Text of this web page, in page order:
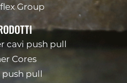
Group
cavi push pull
Cores
push pull